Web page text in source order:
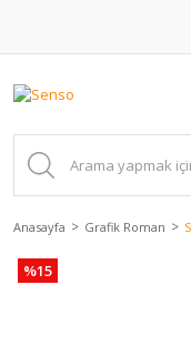
Anasayfa Grafik Roman
%15